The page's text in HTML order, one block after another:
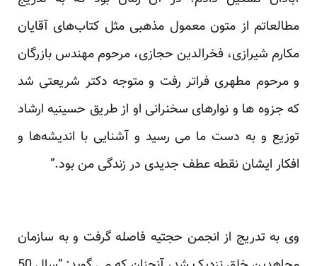
مطالعاتم از متون معمول مذهبی مثل کتاب‌های آقایان
مکارم شیرازی، فخرالدین حجازی، مرحوم مهندس ‏بازرگان
و مرحوم مطهری فراتر رفت و متوجه دکتر شریعتی شد
که جزوه‌ ها و نوارهای سخنرانی او از طریق حسینیه ‏ارشاد
توزیع و به دست ما می‌ رسید و آشنایی با اندیشه‌ها و
افکار ایشان نقطه عطف جدیدی در زندگی من بود‎.‎‏” ‏
وی به تدریج از انجمن حجتیه فاصله گرفت و به سازمان